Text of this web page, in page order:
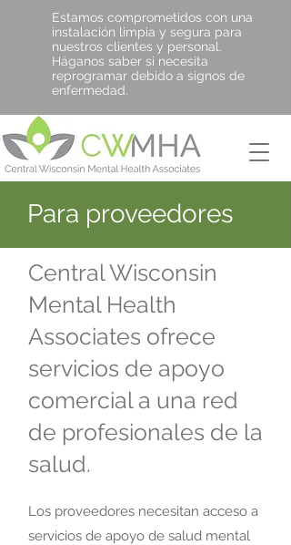
Estamos comprometidos con una
instalación limpia y segura para
nuestros clientes y personal.
Háganos saber si necesita
reprogramar debido a signos de
enfermedad.
Para proveedores
Central Wisconsin
Mental Health
Associates ofrece
servicios de apoyo
comercial a una red
de profesionales de la
salud.
Los proveedores necesitan acceso a
servicios de apoyo de salud mental